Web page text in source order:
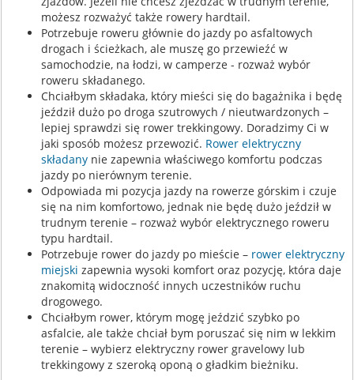
możesz rozważyć także rowery hardtail.
Potrzebuje roweru głównie do jazdy po asfaltowych
drogach i ścieżkach, ale muszę go przewieźć w
samochodzie, na łodzi, w camperze - rozważ wybór
roweru składanego.
Chciałbym składaka, który mieści się do bagażnika i będę
jeździł dużo po droga szutrowych / nieutwardzonych –
lepiej sprawdzi się rower trekkingowy. Doradzimy Ci w
jaki sposób możesz przewozić. Rower elektryczny
składany nie zapewnia właściwego komfortu podczas
jazdy po nierównym terenie.
Odpowiada mi pozycja jazdy na rowerze górskim i czuje
się na nim komfortowo, jednak nie będę dużo jeździł w
trudnym terenie – rozważ wybór elektrycznego roweru
typu hardtail.
Potrzebuje rower do jazdy po mieście – rower elektryczny
miejski zapewnia wysoki komfort oraz pozycję, która daje
znakomitą widoczność innych uczestników ruchu
drogowego.
Chciałbym rower, którym mogę jeździć szybko po
asfalcie, ale także chciał bym poruszać się nim w lekkim
terenie – wybierz elektryczny rower gravelowy lub
trekkingowy z szeroką oponą o gładkim bieżniku.